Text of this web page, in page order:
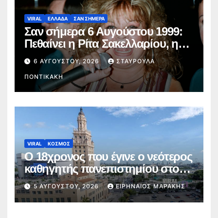
VIRAL ΕΛΛΑΔΑ ΣΑΝ ΣΗΜΕΡΑ
Σαν σήμερα 6 Αυγούστου 1999:
Πεθαίνει η Ρίτα Σακελλαρίου, η
λαϊκή ντίβα που έκανε τη ζωή της
τραγούδι
6 ΑΥΓΟΎΣΤΟΥ, 2026 ΣΤΑΥΡΟΎΛΑ
ΠΟΝΤΙΚΆΚΗ
VIRAL ΚΟΣΜΟΣ
Ο 18χρονος που έγινε ο νεότερος
καθηγητής πανεπιστημίου στον
κόσμο
5 ΑΥΓΟΎΣΤΟΥ, 2026 ΕΙΡΗΝΑΊΟΣ ΜΑΡΆΚΗΣ